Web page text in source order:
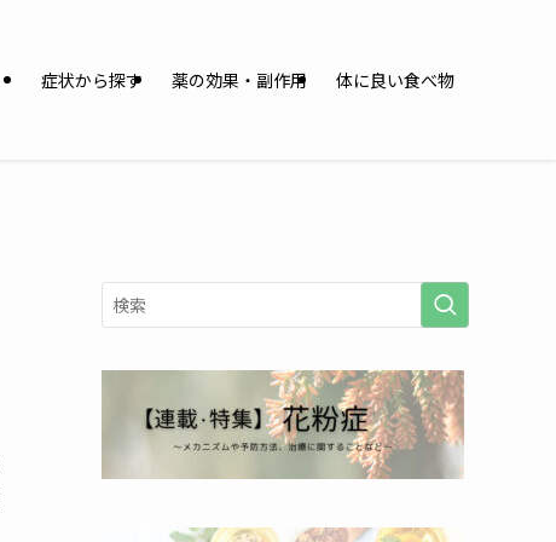
症状から探す 薬の効果・副作用 体に良い食べ物